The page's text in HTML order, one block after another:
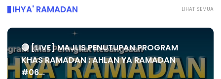
LIHAT SEMUA
IHYA' RAMADAN
🔴 [LIVE] MAJLIS PENUTUPAN PROGRAM
KHAS RAMADAN : AHLAN YA RAMADAN
#06...